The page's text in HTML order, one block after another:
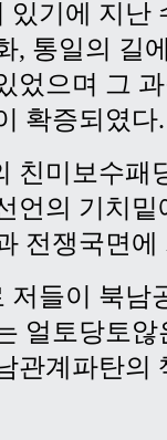
있기에 지난
, 통일의 길
었으며 그
확증되였다.
친미보수패
언의 기치
전쟁국면에
저들이 북남
얼토당토
관계파탄의